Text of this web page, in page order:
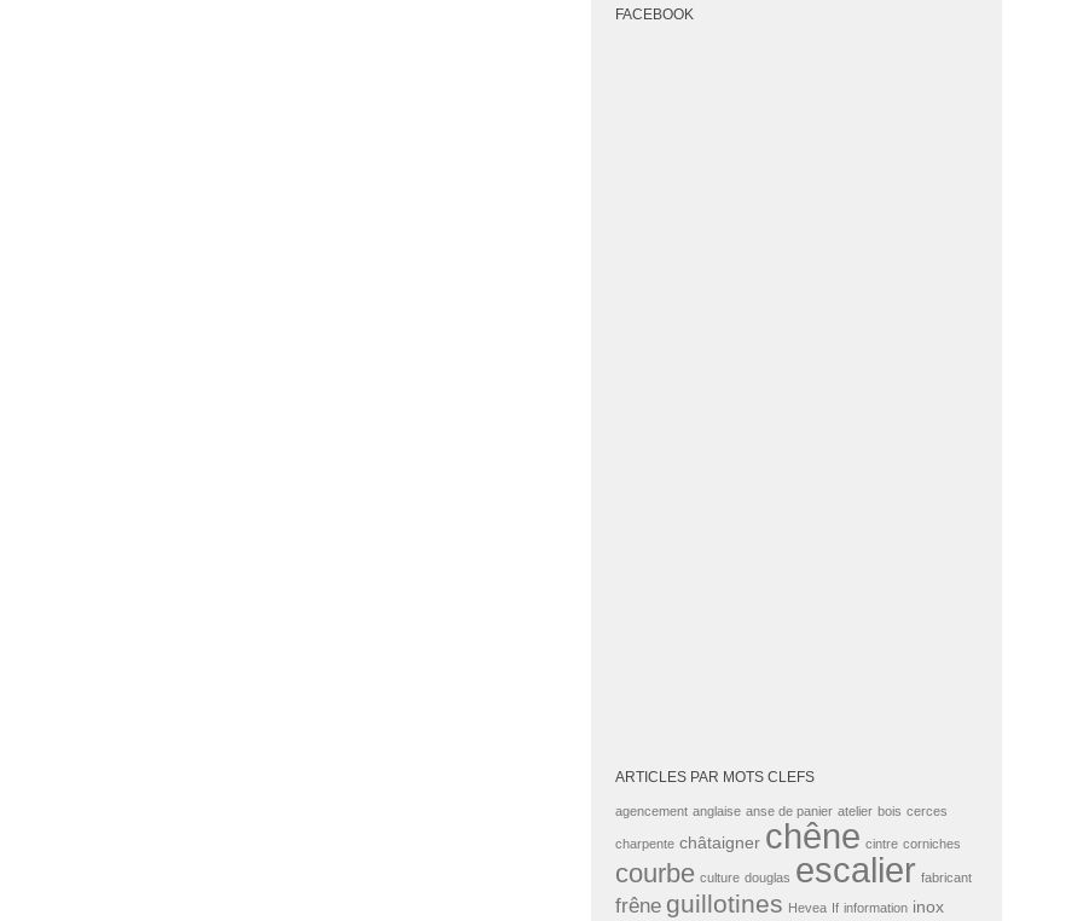
FACEBOOK
ARTICLES PAR MOTS CLEFS
agencement anglaise anse de panier atelier bois cerces
charpente châtaigner chêne cintre corniches
courbe culture douglas escalier fabricant
frêne guillotines Hevea If information inox